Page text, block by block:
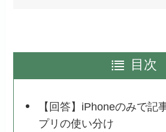
目次
【回答】iPhoneのみで記
プリの使い分け